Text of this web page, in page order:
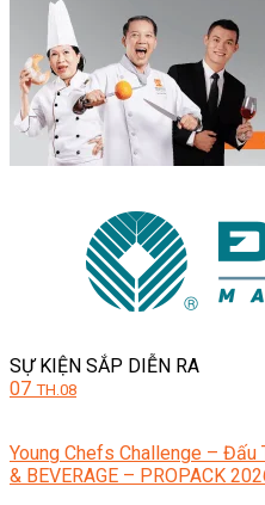
SỰ KIỆN SẮP DIỄN RA
07 TH.08
Young Chefs Challenge – Đấu
& BEVERAGE – PROPACK